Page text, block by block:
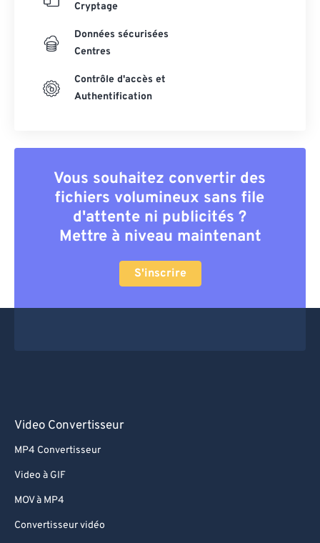
Cryptage
Données sécurisées
Centres
Contrôle d'accès et
Authentification
Vous souhaitez convertir des
fichiers volumineux sans file
d'attente ni publicités ?
Mettre à niveau maintenant
S'inscrire
Video Convertisseur
MP4 Convertisseur
Video à GIF
MOV à MP4
Convertisseur vidéo